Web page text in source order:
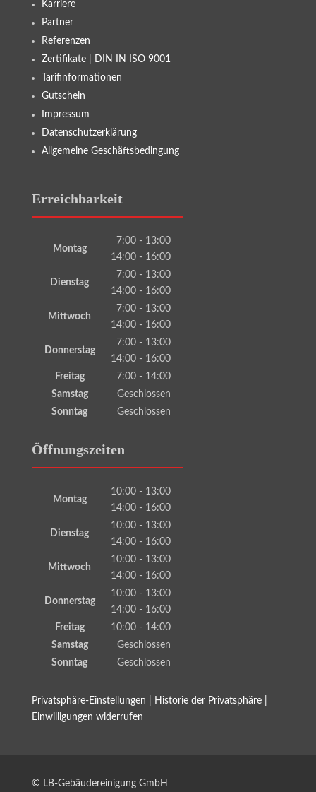
Karriere
Partner
Referenzen
Zertifikate | DIN IN ISO 9001
Tarifinformationen
Gutschein
Impressum
Datenschutzerklärung
Allgemeine Geschäftsbedingung
Erreichbarkeit
Montag
7:00 - 13:00
14:00 - 16:00
Dienstag
7:00 - 13:00
14:00 - 16:00
Mittwoch
7:00 - 13:00
14:00 - 16:00
Donnerstag
7:00 - 13:00
14:00 - 16:00
Freitag
7:00 - 14:00
Samstag
Geschlossen
Sonntag
Geschlossen
Öffnungszeiten
Montag
10:00 - 13:00
14:00 - 16:00
Dienstag
10:00 - 13:00
14:00 - 16:00
Mittwoch
10:00 - 13:00
14:00 - 16:00
Donnerstag
10:00 - 13:00
14:00 - 16:00
Freitag
10:00 - 14:00
Samstag
Geschlossen
Sonntag
Geschlossen
Privatsphäre-Einstellungen Historie der Privatsphäre
Einwilligungen widerrufen
© LB-Gebäudereinigung GmbH